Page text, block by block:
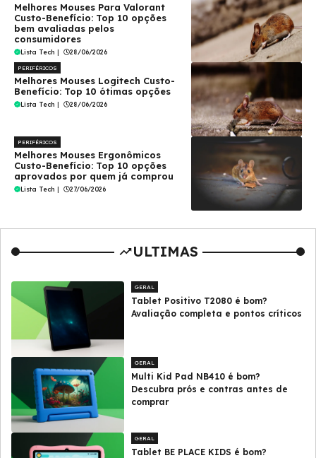
Melhores Mouses Para Valorant
Custo-Benefício: Top 10 opções
bem avaliadas pelos
consumidores
Lista Tech | 28/06/2026
PERIFÉRICOS
Melhores Mouses Logitech Custo-
Benefício: Top 10 ótimas opções
Lista Tech | 28/06/2026
PERIFÉRICOS
Melhores Mouses Ergonômicos
Custo-Benefício: Top 10 opções
aprovados por quem já comprou
Lista Tech | 27/06/2026
ULTIMAS
GERAL
Tablet Positivo T2080 é bom?
Avaliação completa e pontos críticos
GERAL
Multi Kid Pad NB410 é bom?
Descubra prós e contras antes de
comprar
GERAL
Tablet BE PLACE KIDS é bom?